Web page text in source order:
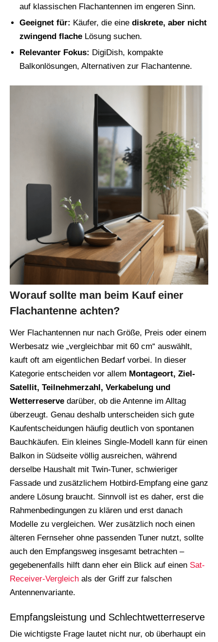
auf klassischen Flachantennen im engeren Sinn.
Geeignet für: Käufer, die eine diskrete, aber nicht
zwingend flache Lösung suchen.
Relevanter Fokus: DigiDish, kompakte
Balkonlösungen, Alternativen zur Flachantenne.
Worauf sollte man beim Kauf einer
Flachantenne achten?
Wer Flachantennen nur nach Größe, Preis oder einem
Werbesatz wie „vergleichbar mit 60 cm“ auswählt,
kauft oft am eigentlichen Bedarf vorbei. In dieser
Kategorie entscheiden vor allem Montageort, Ziel-
Satellit, Teilnehmerzahl, Verkabelung und
Wetterreserve darüber, ob die Antenne im Alltag
überzeugt. Genau deshalb unterscheiden sich gute
Kaufentscheidungen häufig deutlich von spontanen
Bauchkäufen. Ein kleines Single-Modell kann für einen
Balkon in Südseite völlig ausreichen, während
derselbe Haushalt mit Twin-Tuner, schwieriger
Fassade und zusätzlichem Hotbird-Empfang eine ganz
andere Lösung braucht. Sinnvoll ist es daher, erst die
Rahmenbedingungen zu klären und erst danach
Modelle zu vergleichen. Wer zusätzlich noch einen
älteren Fernseher ohne passenden Tuner nutzt, sollte
auch den Empfangsweg insgesamt betrachten –
gegebenenfalls hilft dann eher ein Blick auf einen Sat-
Receiver-Vergleich als der Griff zur falschen
Antennenvariante.
Empfangsleistung und Schlechtwetterreserve
Die wichtigste Frage lautet nicht nur, ob überhaupt ein